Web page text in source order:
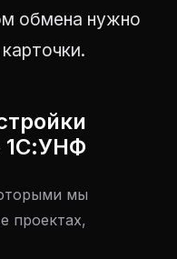
обмена нужно
1С:УНФ
мы
проектах,